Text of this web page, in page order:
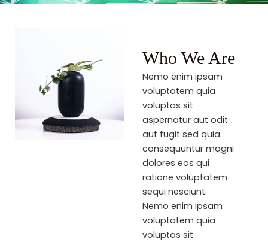
Who We Are
Nemo enim ipsam
voluptatem quia
voluptas sit
aspernatur aut odit
aut fugit sed quia
consequuntur magni
dolores eos qui
ratione voluptatem
sequi nesciunt.
Nemo enim ipsam
voluptatem quia
voluptas sit